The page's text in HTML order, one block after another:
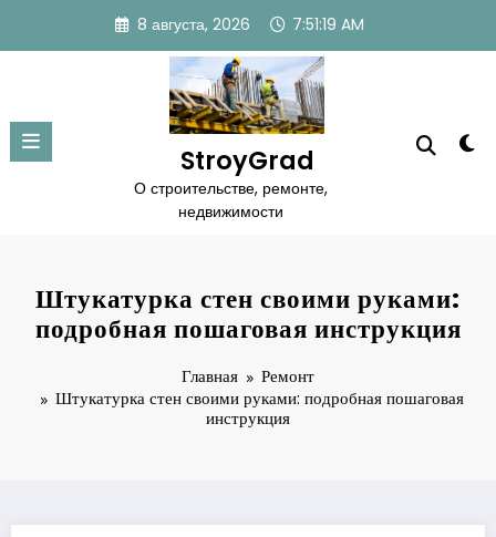
содержимому
8 августа, 2026 7:51:20 AM
StroyGrad
О строительстве, ремонте,
недвижимости
Штукатурка стен своими руками:
подробная пошаговая инструкция
Главная
Ремонт
Штукатурка стен своими руками: подробная пошаговая
инструкция